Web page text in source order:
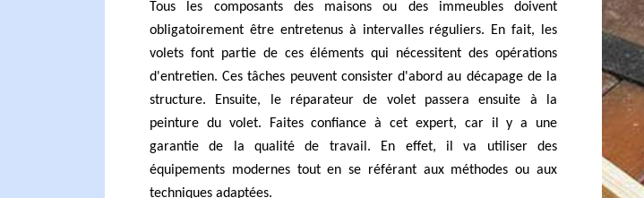
Tous les composants des maisons ou des immeubles doivent
obligatoirement être entretenus à intervalles réguliers. En fait, les
volets font partie de ces éléments qui nécessitent des opérations
d'entretien. Ces tâches peuvent consister d'abord au décapage de la
structure. Ensuite, le réparateur de volet passera ensuite à la
peinture du volet. Faites confiance à cet expert, car il y a une
garantie de la qualité de travail. En effet, il va utiliser des
équipements modernes tout en se référant aux méthodes ou aux
techniques adaptées.